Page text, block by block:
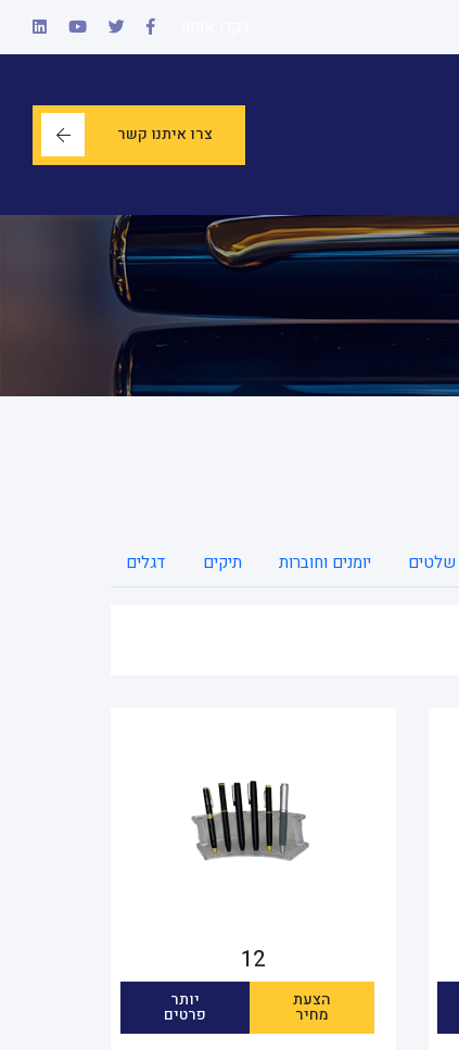
צרו איתנו קשר
שלטים יומנים וחוברות תיקים דגלים
12
הצעת
מחיר
יותר
פרטים